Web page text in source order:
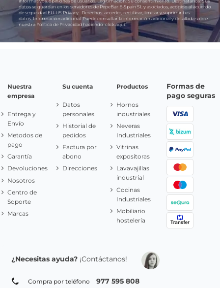
datos se guardan en los servidores de PepeBar E-Spain SL y asociados, acogido al acuerdo
de seguridad EU-US Privacy.
Derechos: acceder, rectificar, limitar y suprimir tus
datos.Información adicional:Puede consultar la información adicional y detallada sobre
nuestra Política de Privacidad haciendoclick aquí.
Nuestra
empresa
Entrega y
Envío
Metodos de
pago
Garantía
Devoluciones
Nosotros
Centro de
Soporte
Marcas
Su cuenta
Datos
personales
Historial de
pedidos
Factura por
abono
Direcciones
Productos
Hornos
industriales
Neveras
Industriales
Vitrinas
expositoras
Lavavajillas
industrial
Cocinas
Industriales
Mobiliario
hostelería
Formas de
pago seguras
¿Necesitas ayuda? ¡Contáctanos!
Compra por teléfono 977 595 808